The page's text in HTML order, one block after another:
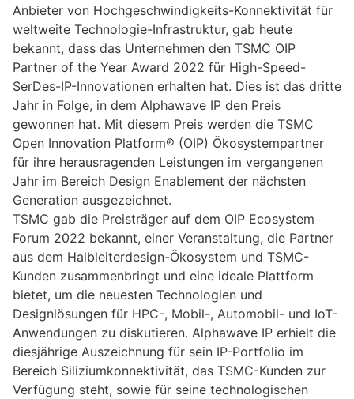
Anbieter von Hochgeschwindigkeits-Konnektivität für
weltweite Technologie-Infrastruktur, gab heute
bekannt, dass das Unternehmen den TSMC OIP
Partner of the Year Award 2022 für High-Speed-
SerDes-IP-Innovationen erhalten hat. Dies ist das dritte
Jahr in Folge, in dem Alphawave IP den Preis
gewonnen hat. Mit diesem Preis werden die TSMC
Open Innovation Platform® (OIP) Ökosystempartner
für ihre herausragenden Leistungen im vergangenen
Jahr im Bereich Design Enablement der nächsten
Generation ausgezeichnet.
TSMC gab die Preisträger auf dem OIP Ecosystem
Forum 2022 bekannt, einer Veranstaltung, die Partner
aus dem Halbleiterdesign-Ökosystem und TSMC-
Kunden zusammenbringt und eine ideale Plattform
bietet, um die neuesten Technologien und
Designlösungen für HPC-, Mobil-, Automobil- und IoT-
Anwendungen zu diskutieren. Alphawave IP erhielt die
diesjährige Auszeichnung für sein IP-Portfolio im
Bereich Siliziumkonnektivität, das TSMC-Kunden zur
Verfügung steht, sowie für seine technologischen